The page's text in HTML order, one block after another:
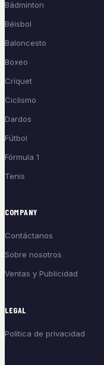
Bádminton
Béisbol
Baloncesto
Boxeo
Críquet
Ciclismo
Dardos
Fútbol
Fórmula 1
Tenis
COMPANY
Contáctanos
Sobre nosotros
Ventas y Publicidad
LEGAL
Política de privacidad